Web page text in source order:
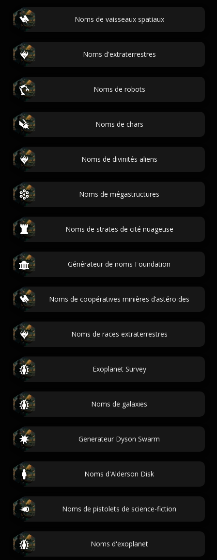
Noms de vaisseaux spatiaux
Noms d'extraterrestres
Noms de robots
Noms de chars
Noms de divinités aliens
Noms de mégastructures
Noms de strates de cité nuageuse
Générateur de noms Foundation
Noms de coopératives minières d’astéroïdes
Noms de races extraterrestres
Exoplanet Survey
Noms de galaxies
Generateur Dyson Swarm
Noms d'Alderson Disk
Noms de pistolets de science-fiction
Noms d'exoplanet